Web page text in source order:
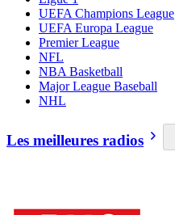
UEFA Champions League
UEFA Europa League
Premier League
NFL
NBA Basketball
Major League Baseball
NHL
Les meilleures radios